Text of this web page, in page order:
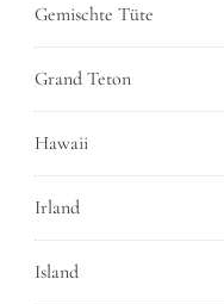
Gemischte Tüte
Grand Teton
Hawaii
Irland
Island